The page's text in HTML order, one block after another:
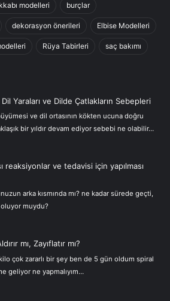
modelleri burçlar
dekorasyon önerileri Elbise Modelleri
Rüya Tabirleri saç bakımı
Dil Yaraları ve Dilde Çatlakların Sebepleri
ve dil ortasının kökten ucuna doğru
bir yıldır devam ediyor sebebi ne olabilir…
reaksiyonlar ve tedavisi için yapılması
arka kısmında mı? ne kadar sürede geçti,
oluyor muydu?
mı, Zayıflatır mı?
çok zararlı bir şey ben de 5 gün oldum spiral
geliyor ne yapmalıyım…